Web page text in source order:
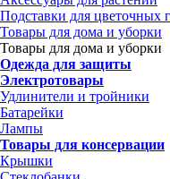
Подставки для цветочных
Товары для дома и уборки
Товары для дома и уборки
Одежда для защиты
Электротовары
Удлинители и тройники
Батарейки
Лампы
Товары для консервации
Крышки